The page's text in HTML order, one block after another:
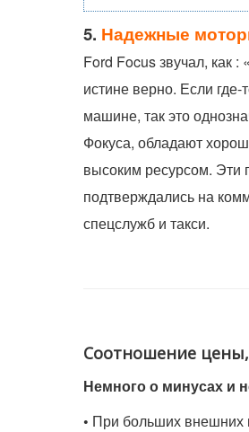
5. Надежные
Ford Focus звучал, как
истине верно. Если
машине, так это
Фокуса, обладают
высоким ресурсом. Эти
подтверждались на
спецслужб и такси.
Соотношение
Немного о минусах и
• При больших внешних